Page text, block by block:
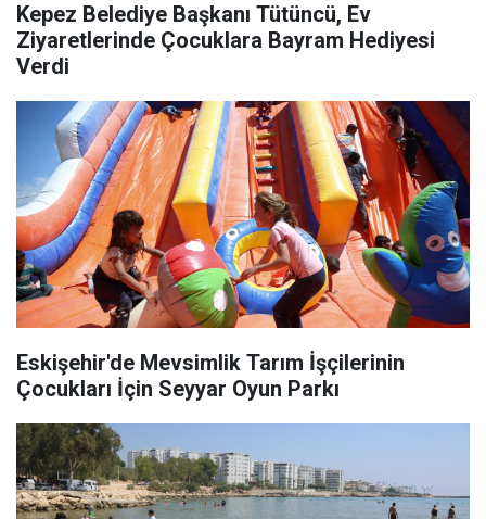
Kepez Belediye Başkanı Tütüncü, Ev
Ziyaretlerinde Çocuklara Bayram Hediyesi
Verdi
Eskişehir'de Mevsimlik Tarım İşçilerinin
Çocukları İçin Seyyar Oyun Parkı